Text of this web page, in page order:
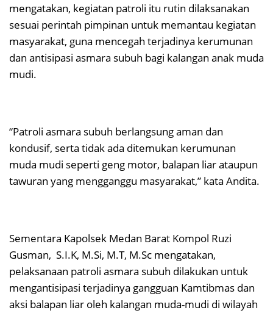
mengatakan, kegiatan patroli itu rutin dilaksanakan
sesuai perintah pimpinan untuk memantau kegiatan
masyarakat, guna mencegah terjadinya kerumunan
dan antisipasi asmara subuh bagi kalangan anak muda
mudi.
“Patroli asmara subuh berlangsung aman dan
kondusif, serta tidak ada ditemukan kerumunan
muda mudi seperti geng motor, balapan liar ataupun
tawuran yang mengganggu masyarakat,” kata Andita.
Sementara Kapolsek Medan Barat Kompol Ruzi
Gusman, S.I.K, M.Si, M.T, M.Sc mengatakan,
pelaksanaan patroli asmara subuh dilakukan untuk
mengantisipasi terjadinya gangguan Kamtibmas dan
aksi balapan liar oleh kalangan muda-mudi di wilayah